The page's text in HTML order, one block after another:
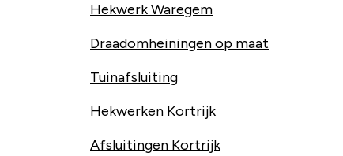
Hekwerk Waregem
Draadomheiningen op maat
Tuinafsluiting
Hekwerken Kortrijk
Afsluitingen Kortrijk